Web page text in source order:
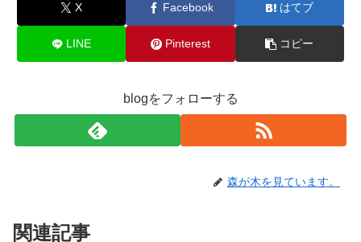
X Facebook はてブ
LINE Pinterest コピー
blogをフォローする
森が木を見ています。
関連記事